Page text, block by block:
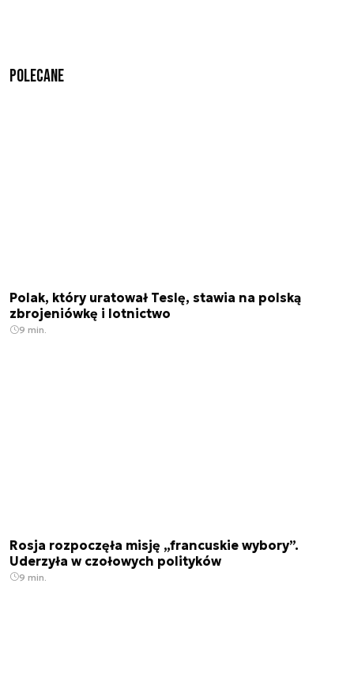
Polecane
Polak, który uratował Teslę, stawia na polską
zbrojeniówkę i lotnictwo
9 min.
Rosja rozpoczęła misję „francuskie wybory”.
Uderzyła w czołowych polityków
9 min.